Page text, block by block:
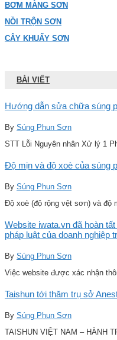
BƠM MÀNG SƠN
NỒI TRỘN SƠN
CÂY KHUẤY SƠN
BÀI VIẾT
Hướng dẫn sửa chữa súng
By Súng Phun Sơn
STT Lỗi Nguyên nhân Xử lý 1
Độ mịn và độ xoè của súng
By Súng Phun Sơn
Độ xoè (độ rộng vệt sơn) và độ
Website iwata.vn đã hoàn
pháp luật của doanh nghiệp
By Súng Phun Sơn
Việc website được xác nhận
Taishun tới thăm trụ sở
By Súng Phun Sơn
TAISHUN VIỆT NAM – HÀNH